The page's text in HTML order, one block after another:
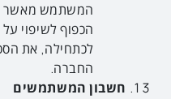
המשתמש מאשר
הכפוף לשיפוי
לכתחילה, את
החברה.
חשבון המשתמשים